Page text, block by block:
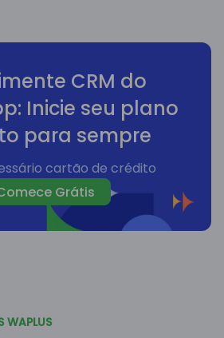
CRM do
Inicie seu plano
para sempre
cartão de crédito
Grátis
WAPLUS